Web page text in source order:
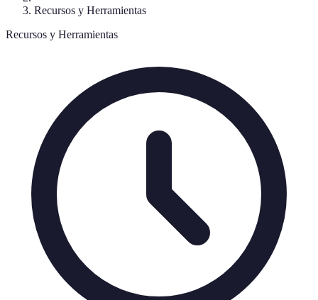
Recursos y Herramientas
Recursos y Herramientas